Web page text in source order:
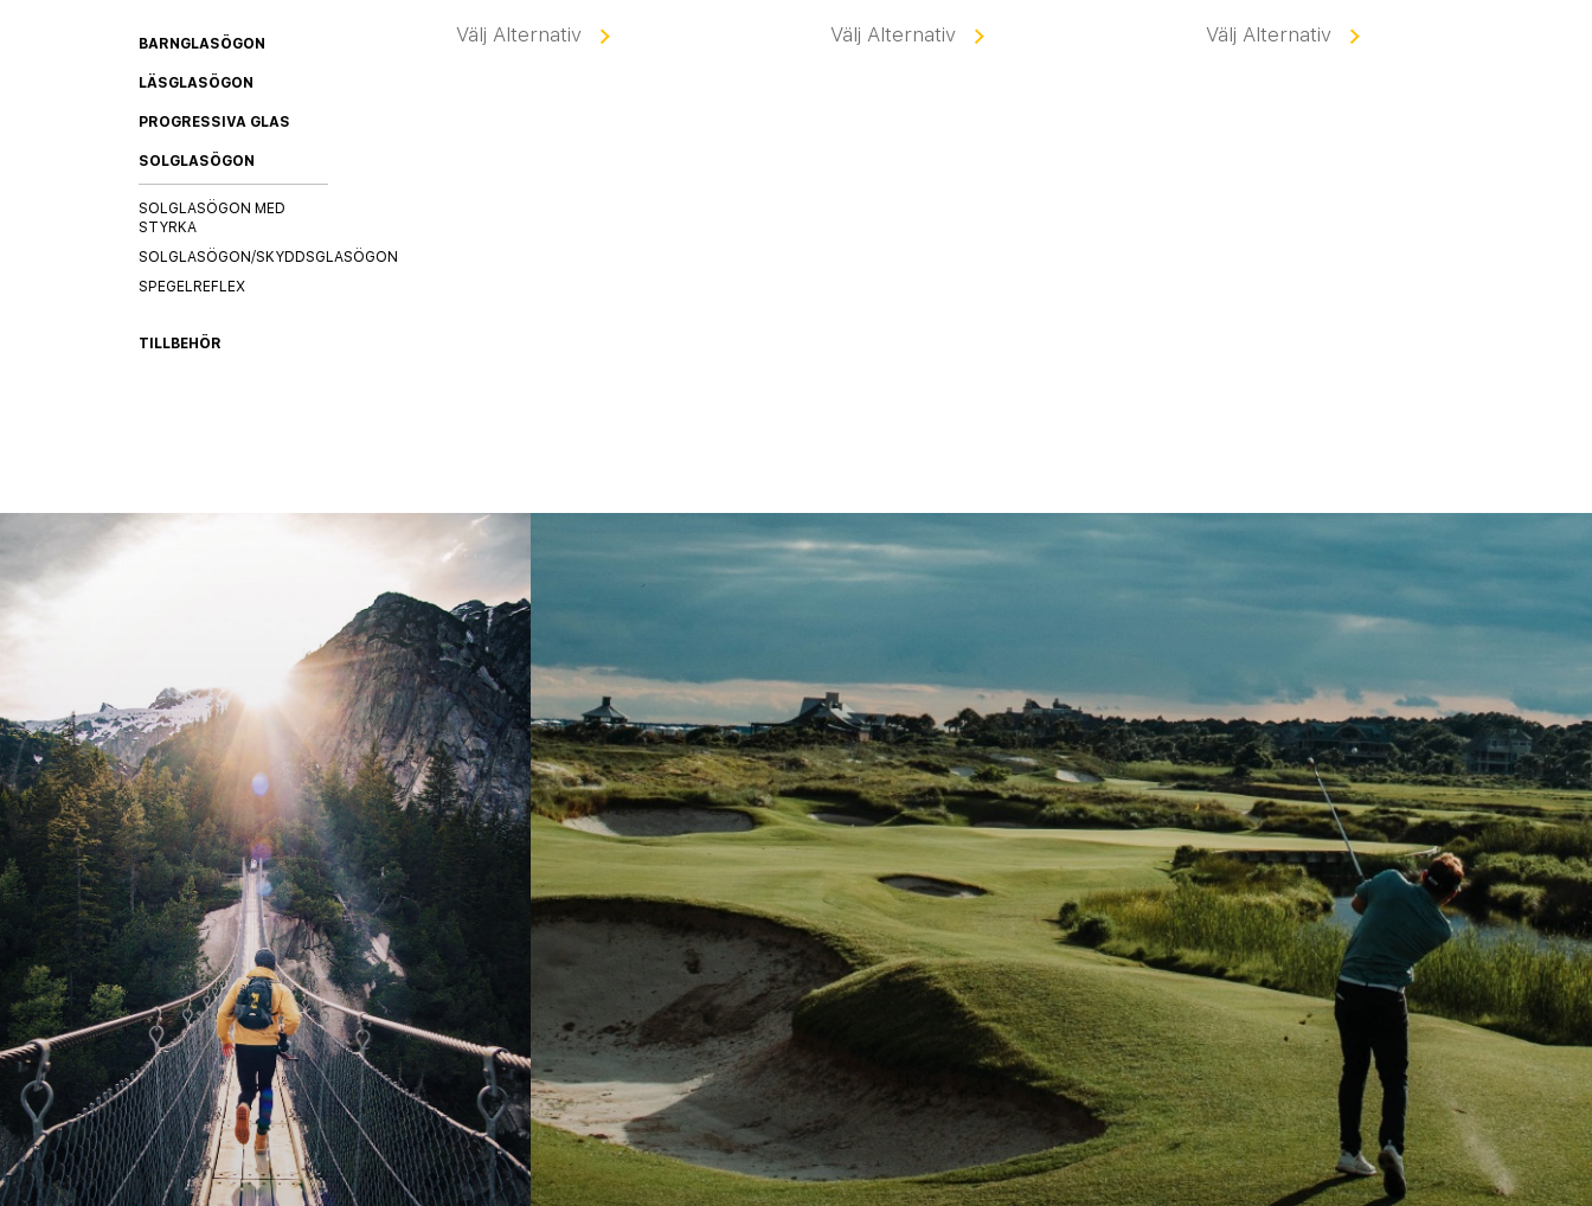
BARNGLASÖGON
LÄSGLASÖGON
PROGRESSIVA GLAS
SOLGLASÖGON
SOLGLASÖGON MED
STYRKA
SOLGLASÖGON/SKYDDSGLASÖGON
SPEGELREFLEX
TILLBEHÖR
Välj Alternativ Välj Alternativ Välj Alternativ